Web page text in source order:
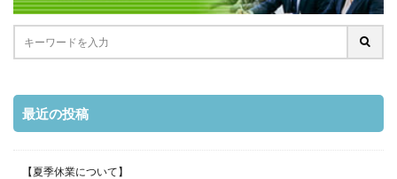
最近の投稿
【夏季休業について】